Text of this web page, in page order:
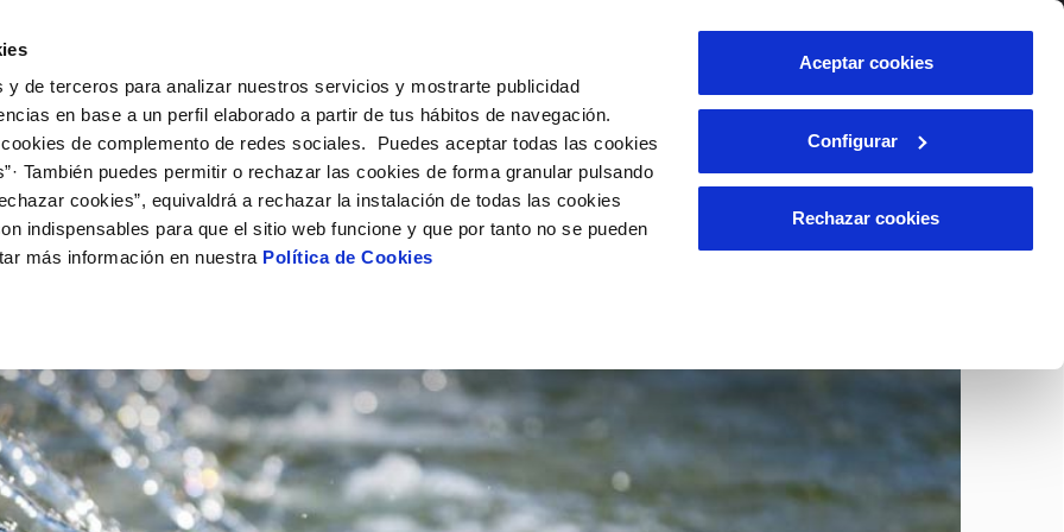
y de terceros para analizar nuestros servicios y mostrarte publicidad
en base a un perfil elaborado a partir de tus hábitos de navegación.
de complemento de redes sociales. Puedes aceptar todas las cookies
También puedes permitir o rechazar las cookies de forma granular pulsando
cookies”, equivaldrá a rechazar la instalación de todas las cookies
indispensables para que el sitio web funcione y que por tanto no se pueden
más información en nuestra Política de Cookies
Aceptar cookies
Configurar
Rechazar cookies
de titular
de suministro
MODIFICACIÓN DE DATOS
Actualizar datos bancarios
Actualizar datos de domicilio
INCIDENCIAS
Comunica anomalías o posibles
VER TODAS LAS GESTIONES
Tu Servicio
AL CLIENTE
de contacto
de fuga interior
COMPROMISO DE SERVICIO
Carta de compromisos
Customer Counsel (Defensa del
Programa CONTIGO
Tu Agua
calidad del agua
CUIDADOS DEL AGUA
Consejos de consumo responsable
Conócenos
COMPROMISOS
ambiente
Área de clientes